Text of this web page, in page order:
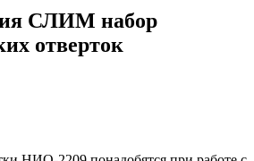
СЛИМ набор
отверток